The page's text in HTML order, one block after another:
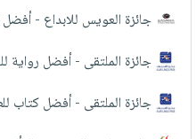
iKitab
على
Apple
وتصفيف
الشعر
بالجسم
الكل
الطهي
أدوات
الخبز
الهدايا
أقسام
شحن
جائزة العويس للابداع -
جائزة الملتقى - أفضل رواية
جائزة الملتقى - أفضل كتاب